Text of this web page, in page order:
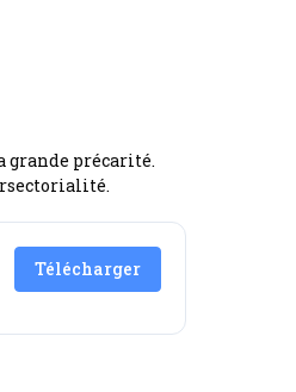
grande précarité.
Télécharger